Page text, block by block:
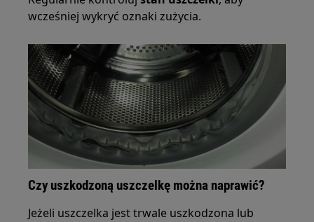
wcześniej wykryć oznaki zużycia.
Czy uszkodzoną uszczelkę można naprawić?
Jeżeli uszczelka jest trwale uszkodzona lub